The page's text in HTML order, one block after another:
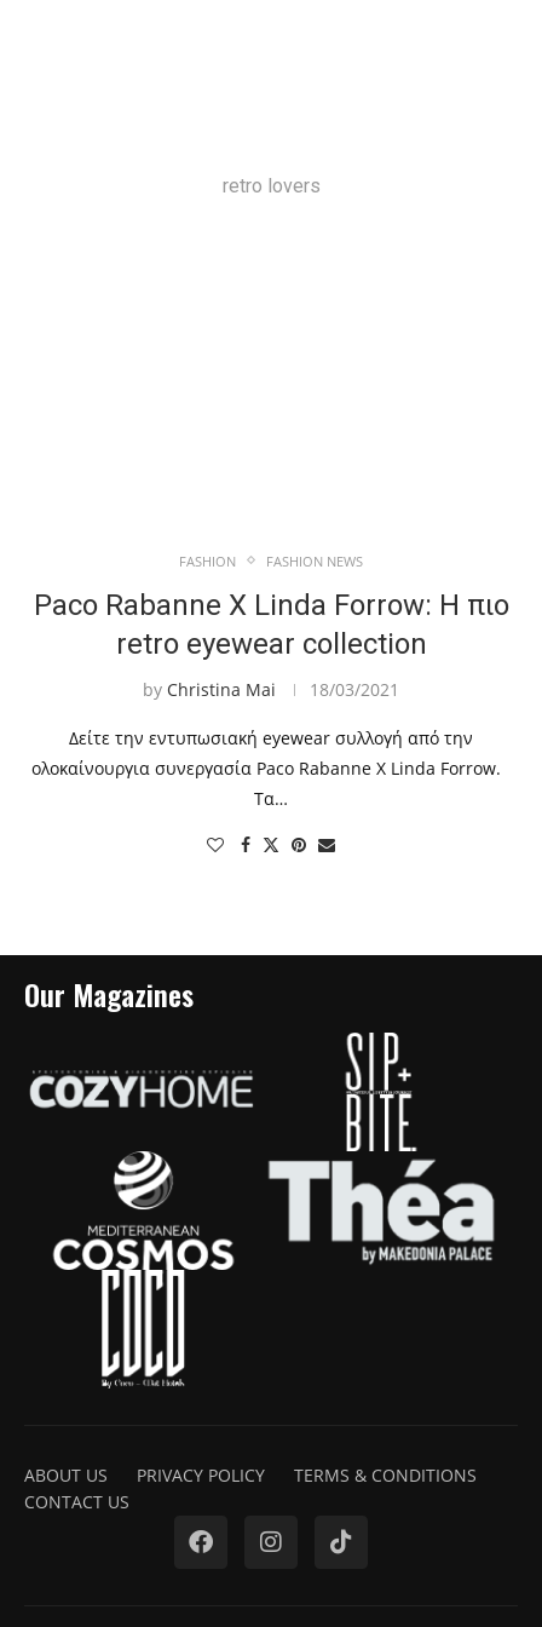
retro lovers
FASHION FASHION NEWS
Paco Rabanne X Linda Forrow: Η πιο
retro eyewear collection
by Christina Mai 18/03/2021
Δείτε την εντυπωσιακή eyewear συλλογή από την
ολοκαίνουργια συνεργασία Paco Rabanne X Linda Forrow.
Τα…
Our Magazines
ABOUT US PRIVACY POLICY
TERMS & CONDITIONS
CONTACT US